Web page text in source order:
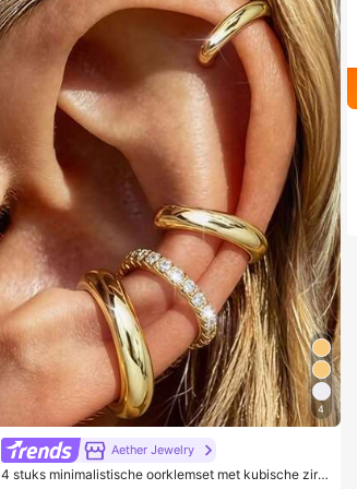
4
Aether Jewelry
4 stuks minimalistische oorklemset met kubische zirk